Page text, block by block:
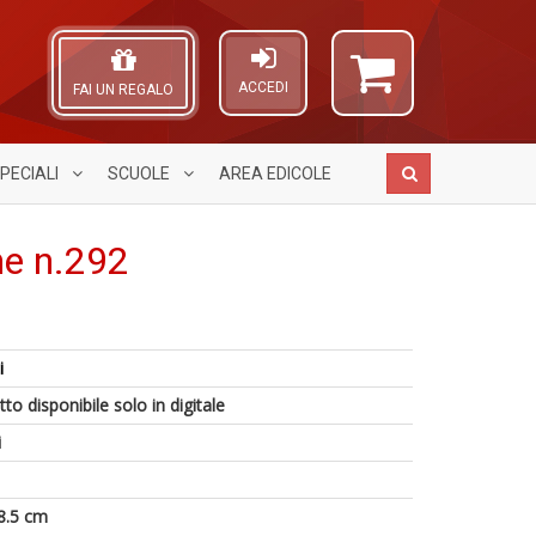
ACCEDI
FAI UN REGALO
SCUOLE AREA EDICOLE
n.292
disponibile solo in digitale
cm